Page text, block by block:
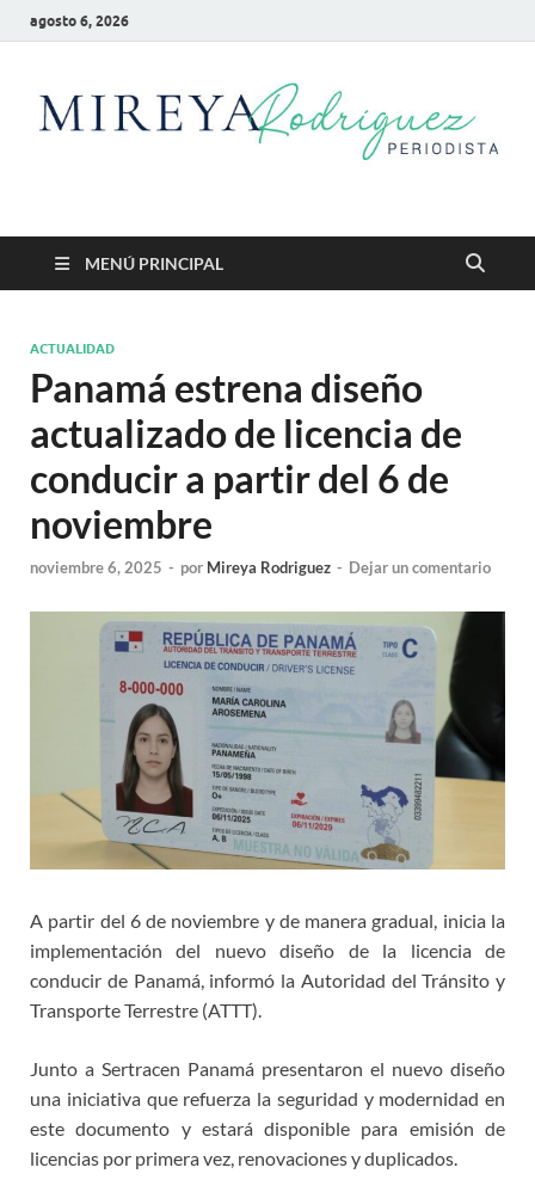
agosto 6, 2026
Mireya Rodriguez
MENÚ PRINCIPAL
ACTUALIDAD
Panamá estrena diseño
actualizado de licencia de
conducir a partir del 6 de
noviembre
noviembre 6, 2025 - por Mireya Rodriguez - Dejar un comentario
A partir del 6 de noviembre y de manera gradual, inicia la
implementación del nuevo diseño de la licencia de
conducir de Panamá, informó la Autoridad del Tránsito y
Transporte Terrestre (ATTT).
Junto a Sertracen Panamá presentaron el nuevo diseño
una iniciativa que refuerza la seguridad y modernidad en
este documento y estará disponible para emisión de
licencias por primera vez, renovaciones y duplicados.